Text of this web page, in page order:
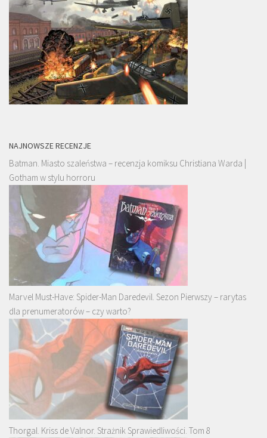
NAJNOWSZE RECENZJE
Batman. Miasto szaleństwa – recenzja komiksu Christiana Warda |
Gotham w stylu horroru
Marvel Must-Have: Spider-Man Daredevil. Sezon Pierwszy – rarytas
dla prenumeratorów – czy warto?
Thorgal. Kriss de Valnor. Strażnik Sprawiedliwości. Tom 8